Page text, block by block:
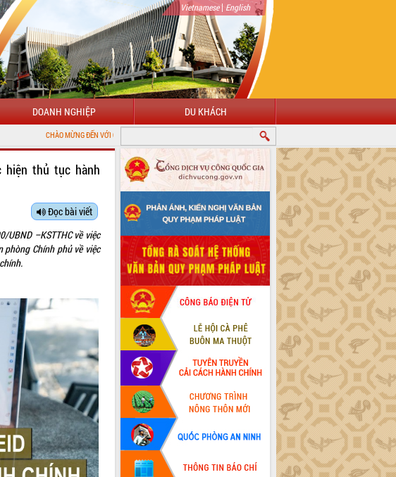
Vietnamese| English
DOANH NGHIỆP DU KHÁCH
CHÀO MỪNG ĐẾN VỚI CỔNG THÔNG TIN ĐIỆN TỬ TỈNH ĐẮK LẮK
hiện thủ tục hành
Đọc bài viết
–KSTTHC về việc
Chính phủ về việc